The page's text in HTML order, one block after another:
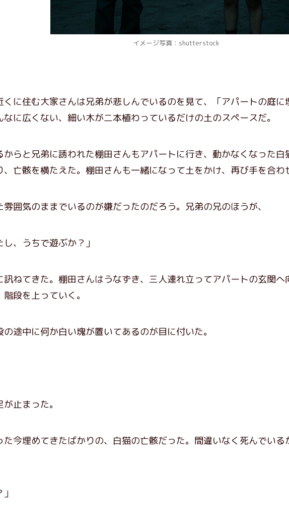
イメージ写真：shutterstock
に住む大家さんは兄弟が悲しんでいるのを見て、「アパートの庭
なに広くない、細い木が二本植わっているだけの土のスペースだ。
らと兄弟に誘われた棚田さんもアパートに行き、動かなくなった
、亡骸を横たえた。棚田さんも一緒になって土をかけ、再び手を合わ
囲気のままでいるのが嫌だったのだろう。兄弟の兄のほうが、
し、うちで遊ぶか？」
ねてきた。棚田さんはうなずき、三人連れ立ってアパートの玄関
段を上っていく。
途中に何か白い塊が置いてあるのが目に付いた。
止まった。
今埋めてきたばかりの、白猫の亡骸だった。間違いなく死んでい